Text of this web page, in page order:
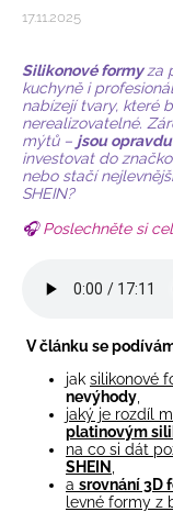
17.11.2025
Silikonové formy za
kuchyně i
nabízejí tvary, které
nerealizovatelné.
mýtů – jsou
investovat do
nebo stačí
SHEIN?
🎧Poslechnětesi
V článku se
jak silikonové
nevýhody
jaký je rozdíl
platinovým
na co si dát
SHEIN
a srovnání 3D
levné formy z